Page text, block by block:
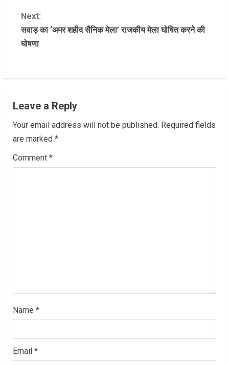
n
t
u
e
R
Next:
सवाड़ का ‘अमर शहीद सैनिक मेला’ राजकीय मेला घोषित करने की
घोषणा
Leave a Reply
Your email address will not be published. Required fields
are marked *
Comment *
Name *
Email *